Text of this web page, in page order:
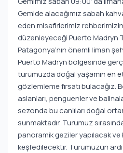
Gemide alacağımız sabah
eden misafirlerimiz
düzenleyeceği Puerto Madryn
Patagonya’nın önemli liman
Puerto Madryn bölgesinde
turumuzda doğal yaşamın en
gözlemleme fırsatı bulacağız.
aslanları, penguenler ve
sezonda bu canlıları doğal
sunmaktadır. Turumuz
panoramik geziler yapılacak
keşfedilecektir. Turumuzun